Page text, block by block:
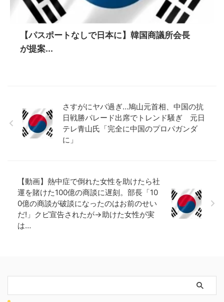
【パスポートなしで日本に】韓国商議所会長
が提案...
さすがにヤバ過ぎ…鳩山元首相、中国の抗
日戦勝パレード出席でトレンド騒ぎ 元日
テレ青山氏「完全に中国のプロパガンダ
に」
【動画】熱中症で倒れた女性を助けたら社
運を賭けた100億の商談に遅刻。部長「10
0億の商談が破談になったのはお前のせい
だ!」クビ宣告されたが→助けた女性が実
は…